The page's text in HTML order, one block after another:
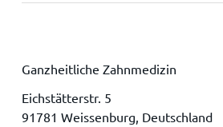
Ganzheitliche Zahnmedizin
Eichstätterstr. 5
91781 Weissenburg, Deutschland